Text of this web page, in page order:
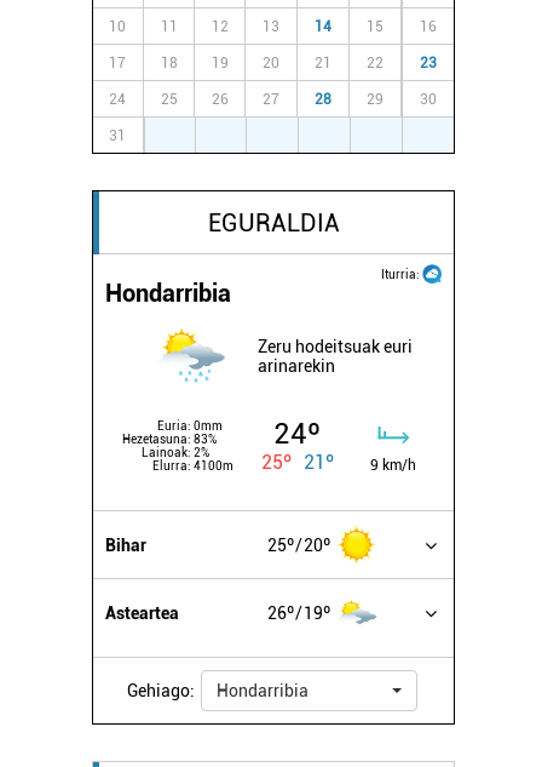
10 11 12 13 14 15 16
17 18 19 20 21 22 23
24 25 26 27 28 29 30
31
EGURALDIA
Iturria:
Hondarribia
Zeru hodeitsuak euri
arinarekin
Euria: 0mm
Hezetasuna: 83%
Lainoak: 2%
Elurra: 4100m
24º
25º 21º 9 km/h
Bihar 25º 20º
Asteartea 26º 19º
Gehiago: Hondarribia